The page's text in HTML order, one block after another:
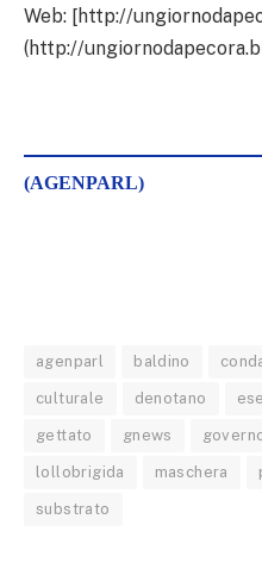
Web: [http://
(http://
(AGENPARL)
agenparl baldino
culturale denotano
gettato gnews
lollobrigida maschera
substrato